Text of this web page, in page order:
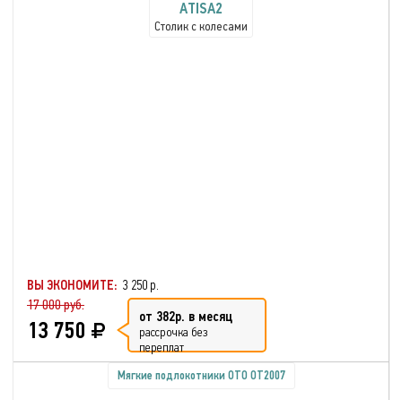
ATISA2
Столик с колесами
ВЫ ЭКОНОМИТЕ: 3 250 р.
17 000 руб.
13 750 от 382р. в месяц
рассрочка без
переплат
Мягкие подлокотники OTO OT2007